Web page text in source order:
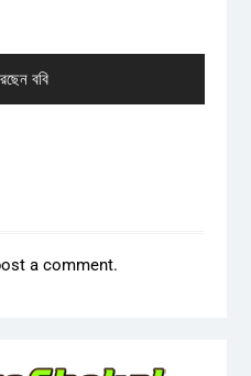
ববি
a comment.